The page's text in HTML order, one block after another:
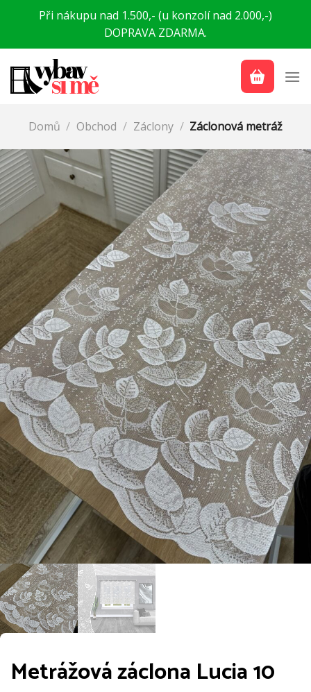
PřeskočitPři nákupu nad 1.500,- (u konzolí nad 2.000,-)
DOPRAVA ZDARMA.
Domů / Obchod / Záclony / Záclonová metráž
Metrážová záclona Lucia 10